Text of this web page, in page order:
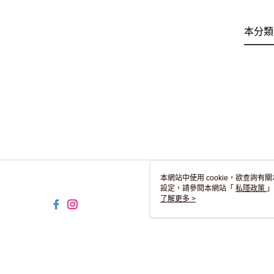
本分
本網站中使用 cookie，欲查詢有
設定，請參閱本網站「 私隱政策
用 cookie。
了解更多 >